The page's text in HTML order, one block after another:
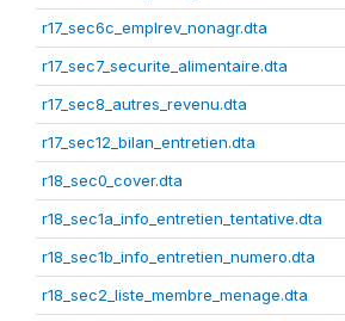
r17_sec6c_emplrev_nonagr.dta
r17_sec7_securite_alimentaire.dta
r17_sec8_autres_revenu.dta
r17_sec12_bilan_entretien.dta
r18_sec0_cover.dta
r18_sec1a_info_entretien_tentative.dta
r18_sec1b_info_entretien_numero.dta
r18_sec2_liste_membre_menage.dta